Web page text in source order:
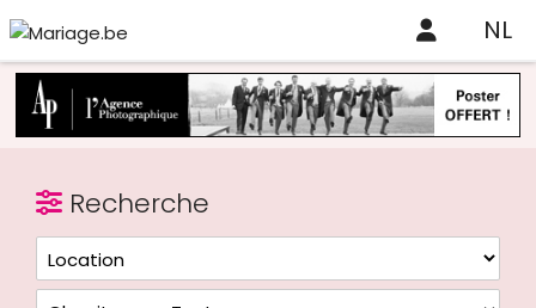
NL
Recherche